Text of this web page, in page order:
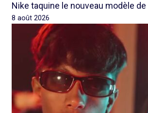
Nike taquine le nouveau modèle de
8 août 2026